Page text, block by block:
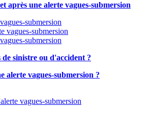
après une alerte vagues-submersion
submersion
vagues-submersion
submersion
de sinistre ou d'accident ?
vagues-submersion ?
vagues-submersion